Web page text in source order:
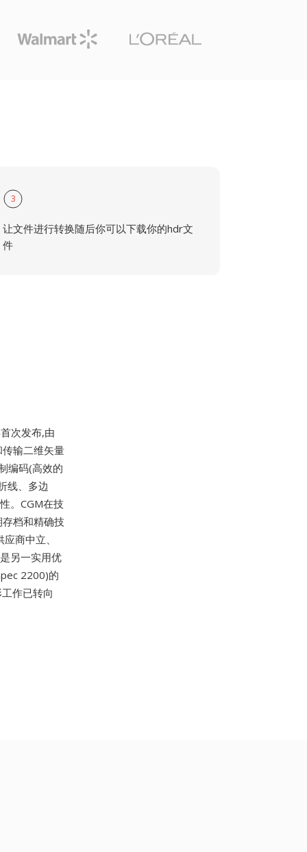
3
让文件进行转换随后你可以下载你的hdr文
件
次发布,由
输二维矢量
编码(高效的
线、多边
。CGM在技
档和精确技
商中立、
另一实用优
2200)的
作已转向